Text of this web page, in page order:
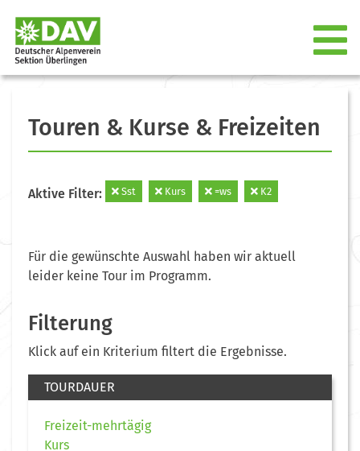
Touren & Kurse & Freizeiten
Aktive Filter: Sst Kurs =ws K2
Für die gewünschte Auswahl haben wir aktuell
leider keine Tour im Programm.
Filterung
Klick auf ein Kriterium filtert die Ergebnisse.
TOURDAUER
Freizeit-mehrtägig
Kurs